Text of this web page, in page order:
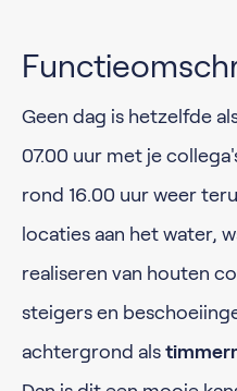
Geen dag is hetzelfde
07.00 uur met je
rond 16.00 uur weer
locaties aan het water,
realiseren van houten
steigers en
achtergrond als